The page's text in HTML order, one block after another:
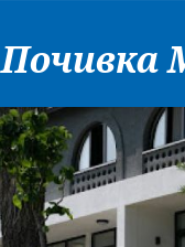
Почивка